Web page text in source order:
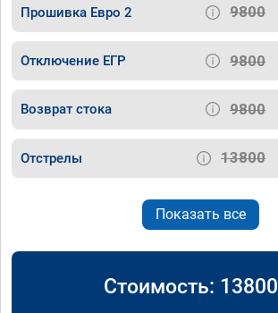
Прошивка Евро 2 9800
Отключение ЕГР 9800
Возврат стока 9800
Отстрелы 13800
Показать все
Стоимость: 13800